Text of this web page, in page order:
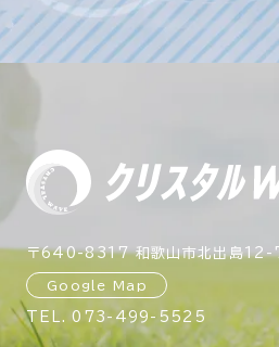
〒640-8317 和歌山市北出島
Google Map
TEL.073-499-5525